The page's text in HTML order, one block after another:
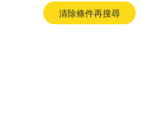
清除條件再搜尋